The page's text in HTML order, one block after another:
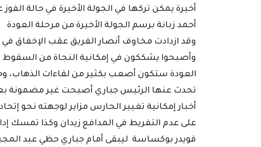
أخيرة يمكن تركها في الجولة الأخيرة في حالة
أحمد زبانة برسم الجولة الأخيرة من مرحلة العودة
وقد ازدادت مخاوف أنصار الفريق عقب الإخفاق في
وأصبحوا يشككون في إمكانية النجاة من السقوط
العودة ستكون أصعب بكثير من لقاءات الذهاب،
تحدث عنها الرئيس جباري أصبحت غير مضمونة
أخبار إمكانية تغيير الحارس مزاير لوجهته نحو
على عدم التفريط في المدافع زيدان وكذا تمسك
قويدر بوكساسة ليبقى أمام جباري حظي عبد